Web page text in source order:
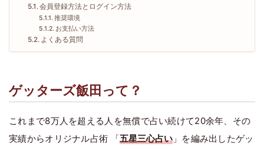
会員登録方法とログイン方法
推奨環境
お支払い方法
よくある質問
ゲッターズ飯田って？
これまで8万人を超える人を無償で占い続けて20余年、その
実績からオリジナル占術 「五星三心占い」を編み出したゲッ